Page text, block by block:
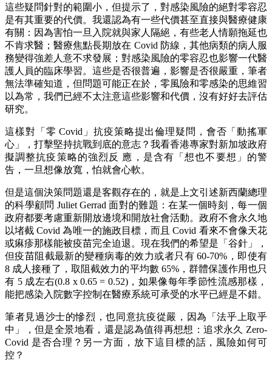
這些疑問針對的範圍小，但提示了，對感染風險的絕對零容忍
是有其重要的代價。我還認為有一些代價甚至直接與醫療健康
有關：因為害怕一旦入院就與家人隔絕，有些老人情願拖延也
不肯求醫；醫療焦點長期放在 Covid 防線，其他病類的病人服
務變得強差人意不求發展；對感染風險的零容忍也影響一代醫
護人員的臨床學習。這些是否很普遍，影響是否很嚴重，筆者
無法準確知道，但問題可能正在於，零風險和零感染的思維習
以為常，我們已經不太注意這些影響和代價，沒有好好去評估
研究。
這樣對「零 Covid」抗疫策略提出倫理疑問，會否「動搖軍
心」，打擊堅持抗戰到底的意志？我看香港專家對新加坡政府
擬調整抗疫策略的強烈反 應，是含有「想也不要想」的警
告，一旦想像放寬，怕就會心軟。
但是這個決策問題還是客觀存在的，就是上文引述新西蘭總理
的科學顧問 Juliet Gerrad 面對的難題：在某一個時刻，每一個
政府都要考慮重新開放邊境和開放社會活動。政府不會永久地
以堵截 Covid 為唯一的施政目標，而且 Covid 看來不會像天花
或痳疹那樣能被疫苗完全迫退。現在我們的希望是「谷針」，
但疫苗阻截最新的變種病毒的效力或者只有 60-70%，即使有
8 成人接種了，取阻截效力的平均數 65%，群體保護作用也只
有 5 成左右(0.8 x 0.65 = 0.52)，如果像每年季節性流感那樣，
能把感染入院數字控制在醫療系統可承受的水平已經是不錯。
筆者見過沙士的慘烈，也同意抗疫從嚴，因為「法乎上取乎
中」，但是全景地看，還是認為值得再想想：追求永久 Zero-
Covid 是否合理？另一方面，放下這目標的話，風險如何可
控？